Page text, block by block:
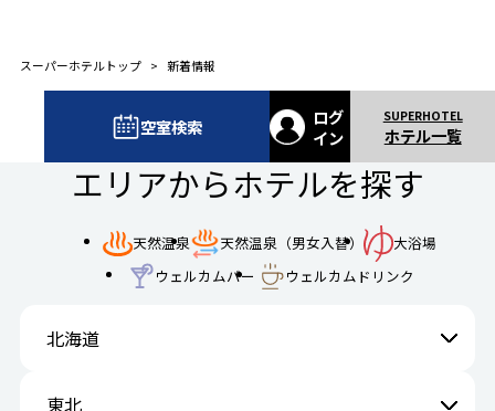
スーパーホテルトップ 新着情報
空室検索
ログ
イン
ホテル一覧
エリアからホテルを探す
天然温泉 天然温泉（男女入替）
大浴場
ウェルカムバー
ウェルカムドリンク
北海道
東北